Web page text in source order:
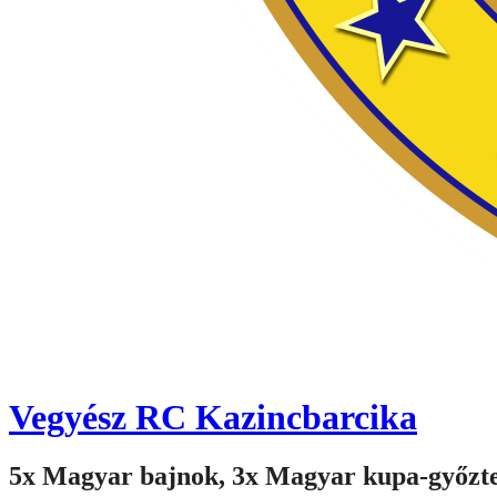
Vegyész RC Kazincbarcika
5x Magyar bajnok, 3x Magyar kupa-